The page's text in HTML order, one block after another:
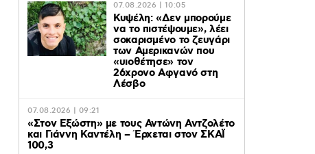
07.08.2026 | 10:05
Κυψέλη: «Δεν μπορούμε
να το πιστέψουμε», λέει
σοκαρισμένο το ζευγάρι
των Αμερικανών που
«υιοθέτησε» τον
26χρονο Αφγανό στη
Λέσβο
07.08.2026 | 09:21
«Στον Εξώστη» με τους Αντώνη Αντζολέτο
και Γιάννη Καντέλη – Έρχεται στον ΣΚΑΪ
100,3